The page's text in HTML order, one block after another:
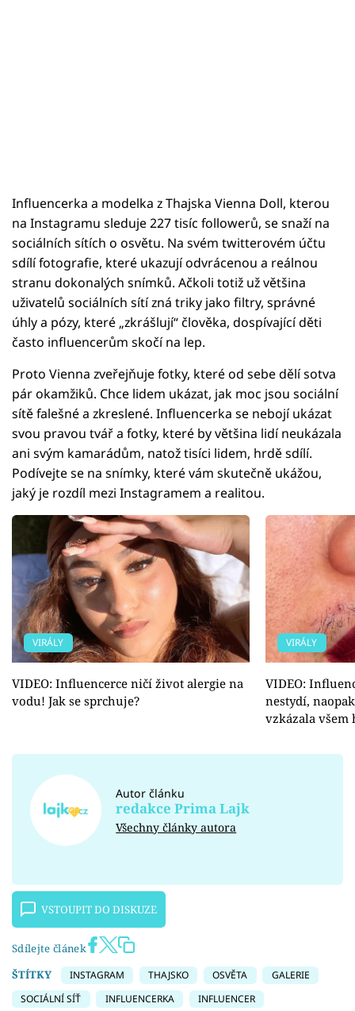
Influencerka a modelka z Thajska Vienna Doll, kterou
na Instagramu sleduje 227 tisíc followerů, se snaží na
sociálních sítích o osvětu. Na svém twitterovém účtu
sdílí fotografie, které ukazují odvrácenou a reálnou
stranu dokonalých snímků. Ačkoli totiž už většina
uživatelů sociálních sítí zná triky jako filtry, správné
úhly a pózy, které „zkrášlují“ člověka, dospívající děti
často influencerům skočí na lep.
Proto Vienna zveřejňuje fotky, které od sebe dělí sotva
pár okamžiků. Chce lidem ukázat, jak moc jsou sociální
sítě falešné a zkreslené. Influencerka se nebojí ukázat
svou pravou tvář a fotky, které by většina lidí neukázala
ani svým kamarádům, natož tisíci lidem, hrdě sdílí.
Podívejte se na snímky, které vám skutečně ukážou,
jaký je rozdíl mezi Instagramem a realitou.
VIRÁLY
VIDEO: Influencerce ničí život alergie na
vodu! Jak se sprchuje?
VIRÁLY
VIDEO:
nestydí,
vzkázala všem
Autor článku
redakce Prima Lajk
Všechny články autora
VSTOUPIT DO DISKUZE
Sdílejte článek
ŠTÍTKY
INSTAGRAM THAJSKO OSVĚTA
GALERIE
SOCIÁLNÍ SÍŤ
INFLUENCERKA INFLUENCER